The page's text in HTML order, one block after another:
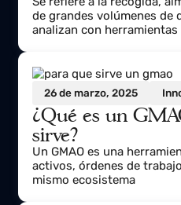
utiliza?
Se refiere a la recogida,
de grandes volúmenes
26 de marzo, 2025
¿Qué es un
sirve?
Un GMAO es una